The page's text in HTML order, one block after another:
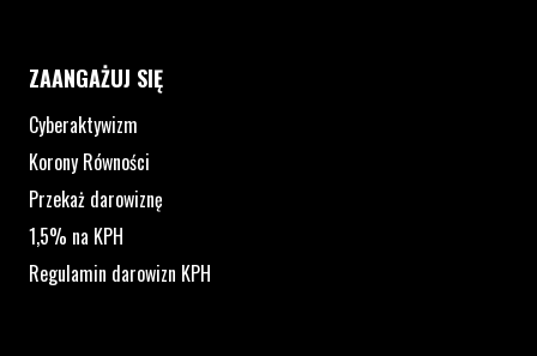
ZAANGAŻUJ SIĘ
Cyberaktywizm
Korony Równości
Przekaż darowiznę
1,5% na KPH
Regulamin darowizn KPH